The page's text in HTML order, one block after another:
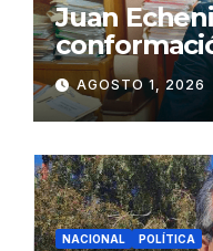
Juan
gabinete
Fujimori
AGOSTO 1, 2026
NACIONAL POLÍTICA